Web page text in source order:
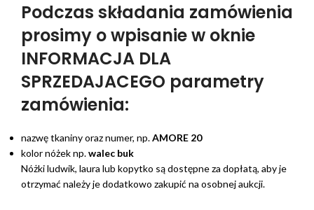
Podczas składania zamówienia
prosimy o wpisanie w oknie
INFORMACJA DLA
SPRZEDAJACEGO parametry
zamówienia:
nazwę tkaniny oraz numer, np.AMORE 20
kolor nóżek np.walec buk
Nóżki ludwik, laura lub kopytko są dostępne za dopłatą, aby je
otrzymać należy je dodatkowo zakupić na osobnej aukcji.